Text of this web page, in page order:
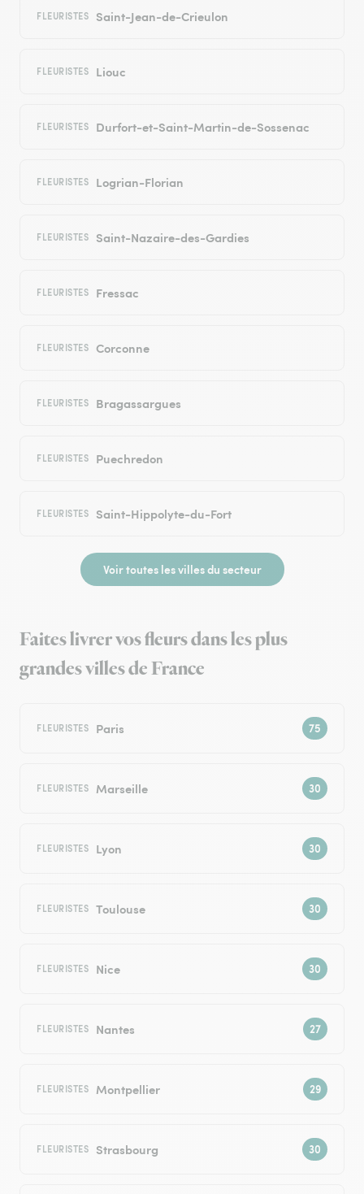
FLEURISTES Saint-Jean-de-Crieulon
FLEURISTES Liouc
FLEURISTES Durfort-et-Saint-Martin-de-Sossenac
FLEURISTES Logrian-Florian
FLEURISTES Saint-Nazaire-des-Gardies
FLEURISTES Fressac
FLEURISTES Corconne
FLEURISTES Bragassargues
FLEURISTES Puechredon
FLEURISTES Saint-Hippolyte-du-Fort
Voir toutes les villes du secteur
Faites livrer vos fleurs dans les plus
grandes villes de France
FLEURISTES Paris
FLEURISTES Marseille
FLEURISTES Lyon
FLEURISTES Toulouse
FLEURISTES Nice
FLEURISTES Nantes
FLEURISTES Montpellier
FLEURISTES Strasbourg